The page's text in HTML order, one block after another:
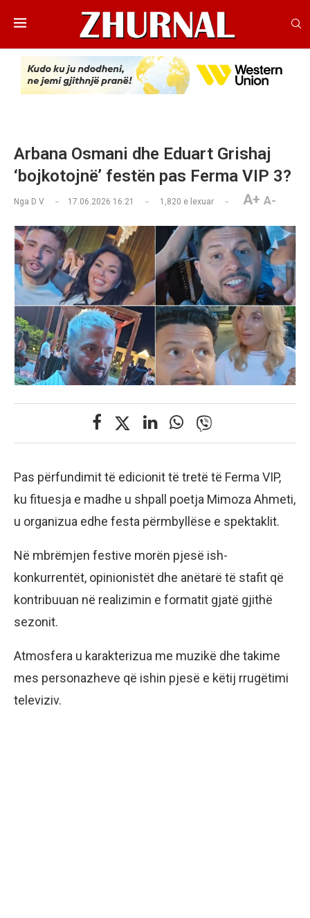
Arbana Osmani dhe Eduart Grishaj
‘bojkotojnë’ festën pas Ferma VIP 3?
Nga D V 17.06.2026 16:21 1,820 e lexuar A+ A-
Pas përfundimit të edicionit të tretë të Ferma VIP,
ku fituesja e madhe u shpall poetja Mimoza Ahmeti,
u organizua edhe festa përmbyllëse e spektaklit.
Në mbrëmjen festive morën pjesë ish-
konkurrentët, opinionistët dhe anëtarë të stafit që
kontribuuan në realizimin e formatit gjatë gjithë
sezonit.
Atmosfera u karakterizua me muzikë dhe takime
mes personazheve që ishin pjesë e këtij rrugëtimi
televiziv.